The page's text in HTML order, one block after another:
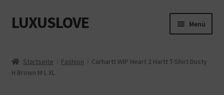
Zur
Navigation
Zum
Inhalt
LUXUSLOVE Menü
Cookie-Richtlinie (EU)
Startseite Fashion
Carhartt WIP Heart 2 Hartt T-Shirt Dusty
H Brown M L XL